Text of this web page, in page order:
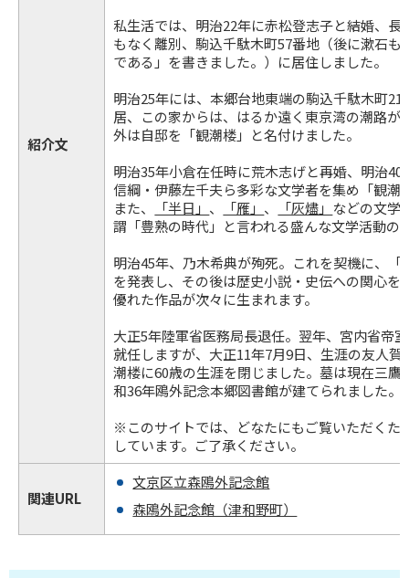
紹介文
私生活では、明治22年に赤松登志子と結婚、長
もなく離別、駒込千駄木町57番地（後に漱石
である」を書きました。）に居住しました。
明治25年には、本郷台地東端の駒込千駄木町
居、この家からは、はるか遠く東京湾の潮路が
外は自邸を「観潮楼」と名付けました。
明治35年小倉在任時に荒木志げと再婚、明治
信綱・伊藤左千夫ら多彩な文学者を集め「観潮
また、
「半日」 、 「雁」 、 「灰燼」 などの文学
謂「豊熟の時代」と言われる盛んな文学活動の
明治45年、乃木希典が殉死。これを契機に、「
を発表し、その後は歴史小説・史伝への関心を
優れた作品が次々に生まれます。
大正5年陸軍省医務局長退任。翌年、宮内省帝
就任しますが、大正11年7月9日、生涯の友人
潮楼に60歳の生涯を閉じました。墓は現在三鷹
和36年鴎外記念本郷図書館が建てられました。
※このサイトでは、どなたにもご覧いただくた
しています。ご了承ください。
関連URL
文京区立森鴎外記念館
森鴎外記念館（津和野町）